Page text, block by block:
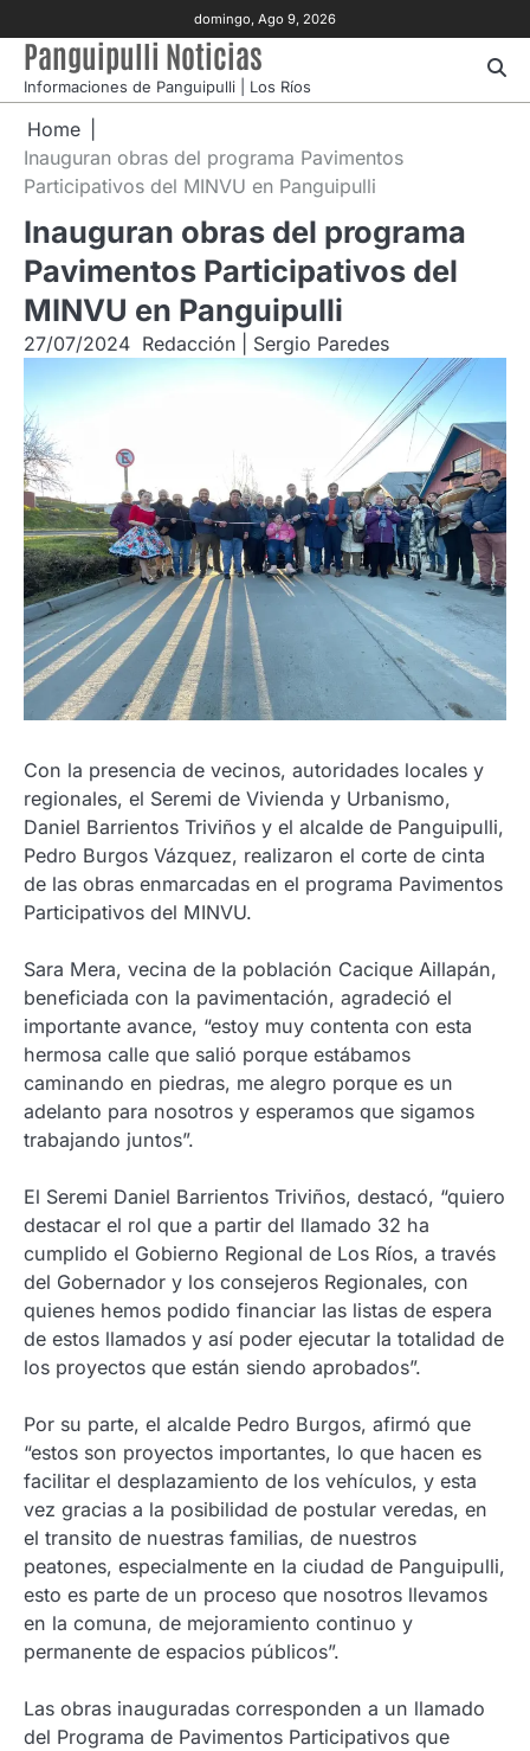
to
content
domingo, Ago 9, 2026
Panguipulli Noticias
Informaciones de Panguipulli | Los Ríos
Home
Inauguran obras del programa Pavimentos
Participativos del MINVU en Panguipulli
Inauguran obras del programa
Pavimentos Participativos del
MINVU en Panguipulli
27/07/2024 Redacción | Sergio Paredes
Con la presencia de vecinos, autoridades locales y
regionales, el Seremi de Vivienda y Urbanismo,
Daniel Barrientos Triviños y el alcalde de Panguipulli,
Pedro Burgos Vázquez, realizaron el corte de cinta
de las obras enmarcadas en el programa Pavimentos
Participativos del MINVU.
Sara Mera, vecina de la población Cacique Aillapán,
beneficiada con la pavimentación, agradeció el
importante avance, “estoy muy contenta con esta
hermosa calle que salió porque estábamos
caminando en piedras, me alegro porque es un
adelanto para nosotros y esperamos que sigamos
trabajando juntos”.
El Seremi Daniel Barrientos Triviños, destacó, “quiero
destacar el rol que a partir del llamado 32 ha
cumplido el Gobierno Regional de Los Ríos, a través
del Gobernador y los consejeros Regionales, con
quienes hemos podido financiar las listas de espera
de estos llamados y así poder ejecutar la totalidad de
los proyectos que están siendo aprobados”.
Por su parte, el alcalde Pedro Burgos, afirmó que
“estos son proyectos importantes, lo que hacen es
facilitar el desplazamiento de los vehículos, y esta
vez gracias a la posibilidad de postular veredas, en
el transito de nuestras familias, de nuestros
peatones, especialmente en la ciudad de Panguipulli,
esto es parte de un proceso que nosotros llevamos
en la comuna, de mejoramiento continuo y
permanente de espacios públicos”.
Las obras inauguradas corresponden a un llamado
del Programa de Pavimentos Participativos que